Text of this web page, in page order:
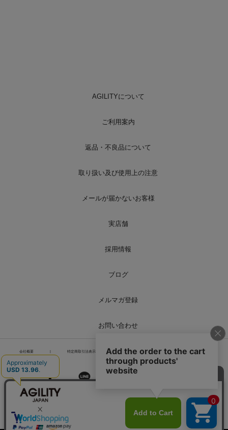
AGILITYについて
ご利用案内
返品・不良品について
取り扱い及び使用上の注意
メールが届かないお客様
実店舗
採用情報
ブログ
メルマガ登録
お問い合わせ
会社概要 特定商取引法表示 | 個人情報の取り扱い | サイトマップ